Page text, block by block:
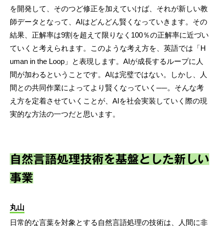
を開発して、そのつど修正を加えていけば、それが新しい教
師データとなって、AIはどんどん賢くなっていきます。その
結果、正解率は9割を超えて限りなく100％の正解率に近づい
ていくと考えられます。このような考え方を、英語では「H
uman in the Loop」と表現します。AIが成長するループに人
間が加わるということです。AIは完璧ではない。しかし、人
間との共同作業によってより賢くなっていく──。そんな考
え方を定着させていくことが、AIを社会実装していく際の現
実的な方法の一つだと思います。
自然言語処理技術を基盤とした新しい
事業
丸山
日常的な言葉を対象とする自然言語処理の技術は、人間に非